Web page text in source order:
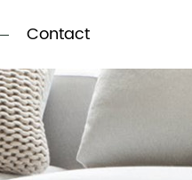
Contact